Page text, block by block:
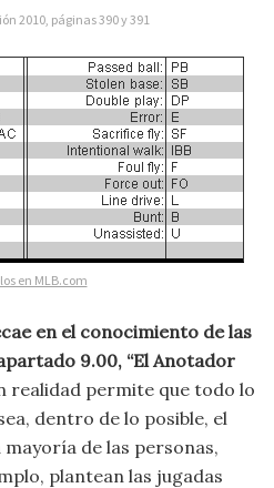
2010, páginas 390 y 391
en MLB.com
en el conocimiento de las
9.00, “El Anotador
realidad permite que todo lo
dentro de lo posible, el
de las personas,
plantean las jugadas